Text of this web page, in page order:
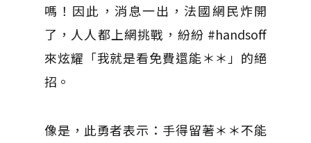
嗎！因此，消息一出，法國網民炸開
了，人人都上網挑戰，紛紛 #handsoff
來炫耀「我就是看免費還能＊＊」的絕
招。
像是，此勇者表示：手得留著＊＊不能